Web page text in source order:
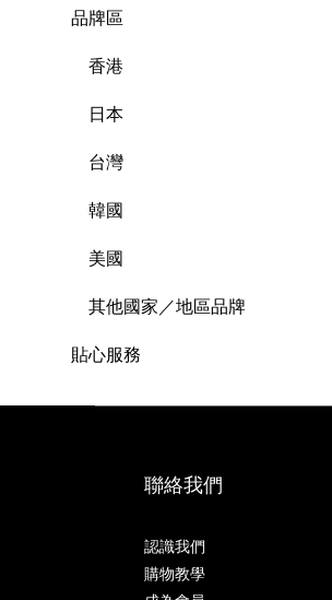
品牌區
香港
日本
台灣
韓國
美國
其他國家／地區品牌
貼心服務
聯絡我們
認識我們
購物教學